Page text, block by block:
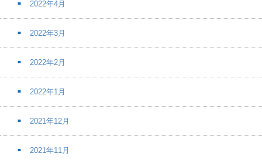
2022年4月
2022年3月
2022年2月
2022年1月
2021年12月
2021年11月